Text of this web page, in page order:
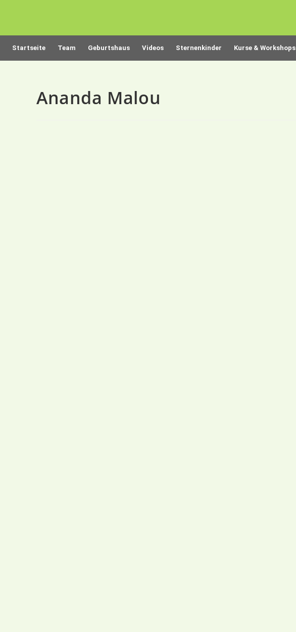
Startseite Team Geburtshaus Videos Sternenkinder Kurse & Workshops
Ananda Malou